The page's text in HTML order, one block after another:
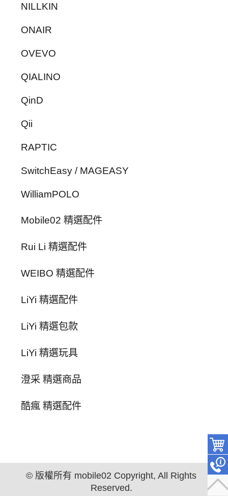
NILLKIN
ONAIR
OVEVO
QIALINO
QinD
Qii
RAPTIC
SwitchEasy / MAGEASY
WilliamPOLO
Mobile02 精選配件
Rui Li 精選配件
WEIBO 精選配件
LiYi 精選配件
LiYi 精選包款
LiYi 精選玩具
澄采 精選商品
酷瘋 精選配件
© 版權所有 mobile02 Copyright, All Rights
Reserved.